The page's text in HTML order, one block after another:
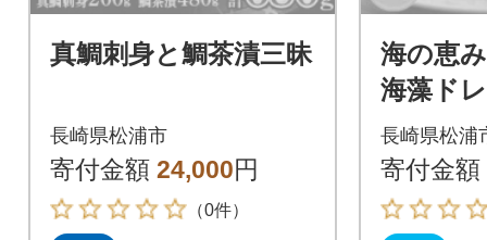
真鯛刺身と鯛茶漬三昧
長崎県松浦市
寄付金額 24,000円
（0件）
海の恵
海藻ド
鯛のカ
ット6人
長崎県松浦
寄付金額